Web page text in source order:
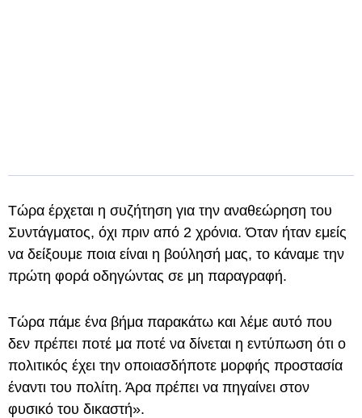
Τώρα έρχεται η συζήτηση για την αναθεώρηση του
Συντάγματος, όχι πριν από 2 χρόνια. Όταν ήταν εμείς
να δείξουμε ποια είναι η βούλησή μας, το κάναμε την
πρώτη φορά οδηγώντας σε μη παραγραφή.
Τώρα πάμε ένα βήμα παρακάτω και λέμε αυτό που
δεν πρέπει ποτέ μα ποτέ να δίνεται η εντύπωση ότι ο
πολιτικός έχει την οποιασδήποτε μορφής προστασία
έναντι του πολίτη. Άρα πρέπει να πηγαίνει στον
φυσικό του δικαστή».